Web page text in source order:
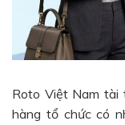
Roto Việt Nam tài
hàng tổ chức có